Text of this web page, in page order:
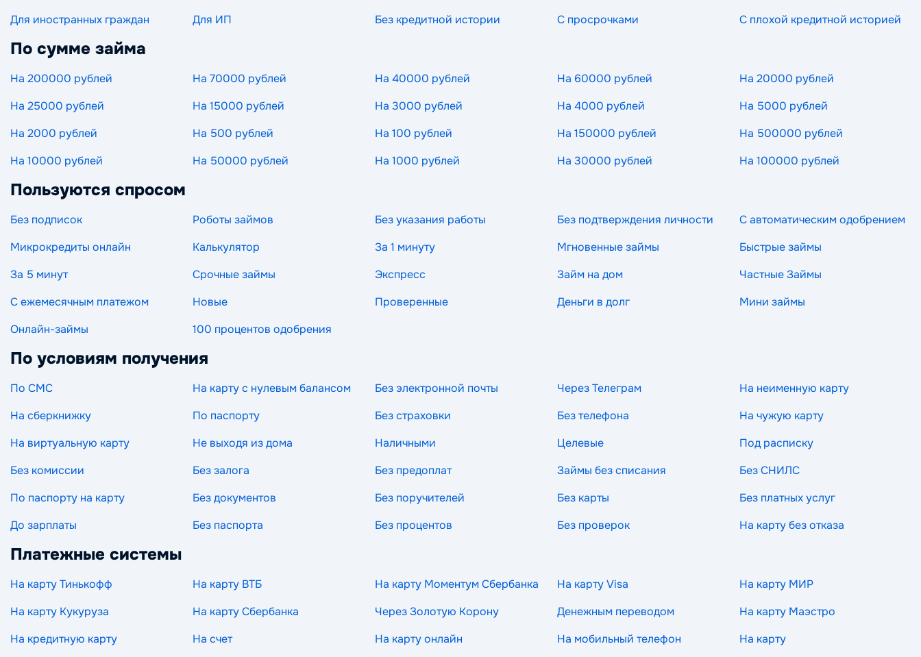
Для иностранных граждан
Для ИП Без кредитной истории С просрочками С плохой кредитной историей
По сумме займа
На 200000 рублей На 70000 рублей На 40000 рублей На 60000 рублей
На 20000 рублей
На 25000 рублей
На 15000 рублей На 3000 рублей На 4000 рублей
На 5000 рублей
На 2000 рублей
На 500 рублей На 100 рублей На 150000 рублей
На 500000 рублей
На 10000 рублей
На 50000 рублей На 1000 рублей На 30000 рублей На 100000 рублей
Пользуются спросом
Без подписок Роботы займов Без указания работы Без подтверждения личности
С автоматическим одобрением
Микрокредиты онлайн
Калькулятор За 1 минуту Мгновенные займы
Быстрые займы
За 5 минут
Срочные займы Экспресс Займ на дом
Частные Займы
С ежемесячным платежом
Новые Проверенные Деньги в долг
Мини займы
Онлайн-займы
100 процентов одобрения
По условиям получения
По СМС На карту с нулевым балансом Без электронной почты Через Телеграм
На неименную карту
На сберкнижку
По паспорту Без страховки Без телефона
На чужую карту
На виртуальную карту
Не выходя из дома Наличными Целевые
Под расписку
Без комиссии
Без залога Без предоплат Займы без списания
Без СНИЛС
По паспорту на карту
Без документов Без поручителей Без карты
Без платных услуг
До зарплаты
Без паспорта Без процентов Без проверок На карту без отказа
Платежные системы
На карту Тинькофф На карту ВТБ На карту Моментум Сбербанка На карту Visa
На карту МИР
На карту Кукуруза
На карту Сбербанка Через Золотую Корону Денежным переводом
На карту Маэстро
На кредитную карту
На счет На карту онлайн На мобильный телефон На карту